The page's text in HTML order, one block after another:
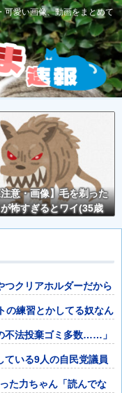
可愛い画像、動画をまとめて
意・画像】毛を剃った
怖すぎるとワイ(35歳
つクリアホルダーだから
の練習とかしてる奴なん
不法投棄ゴミ多数……」
ている9人の自民党議員
た力ちゃん「読んでな